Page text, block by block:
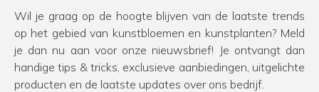
Wil je graag op de hoogte blijven van de laatste trends
op het gebied van kunstbloemen en kunstplanten? Meld
je dan nu aan voor onze nieuwsbrief! Je ontvangt dan
handige tips & tricks, exclusieve aanbiedingen, uitgelichte
producten en de laatste updates over ons bedrijf.